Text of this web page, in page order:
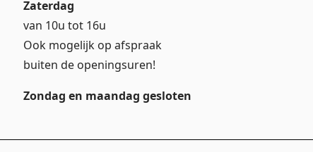
Zaterdag
van 10u tot 16u
Ook mogelijk op afspraak
buiten de openingsuren!
Zondag en maandag gesloten